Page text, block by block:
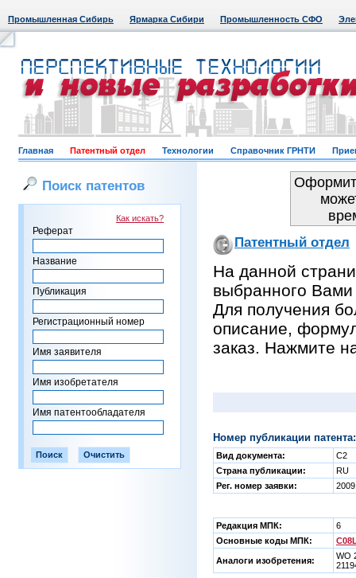
Промышленная Сибирь Ярмарка Сибири Промышленность СФО
Главная Патентный отдел Технологии Справочник ГРНТИ
Поиск патентов
Как искать?
Реферат
Название
Публикация
Регистрационный номер
Имя заявителя
Имя изобретателя
Имя патентообладателя
Патентный отдел
На данной
выбранного Вами
Для получения
описание,
заказ. Нажмите
Номер публикации
Вид документа:
C2
Страна публикации:
RU
Рег. номер заявки:
Редакция МПК:
6
Основные коды МПК:
Аналоги изобретения:
WO